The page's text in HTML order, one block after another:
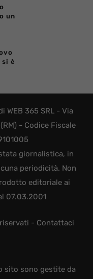
un
è
WEB 365 SRL - Via
- Codice Fiscale
giornalistica, in
periodicità. Non
editoriale ai
07.03.2001
- Contattaci
sito sono gestite da